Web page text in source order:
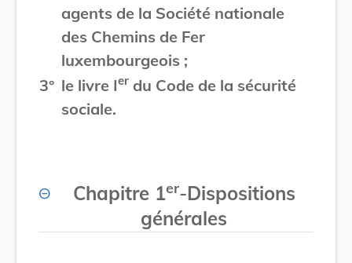
agents de la Société nationale
des Chemins de Fer
luxembourgeois ;
3° le livre Ier du Code de la sécurité
sociale.
Chapitre 1er-Dispositions
générales